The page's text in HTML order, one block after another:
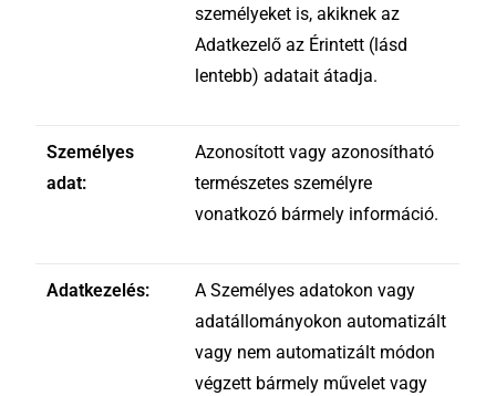
személyeket is, akiknek az
Adatkezelő az Érintett (lásd
lentebb) adatait átadja.
Személyes
adat:
Azonosított vagy azonosítható
természetes személyre
vonatkozó bármely információ.
Adatkezelés:
A Személyes adatokon vagy
adatállományokon automatizált
vagy nem automatizált módon
végzett bármely művelet vagy